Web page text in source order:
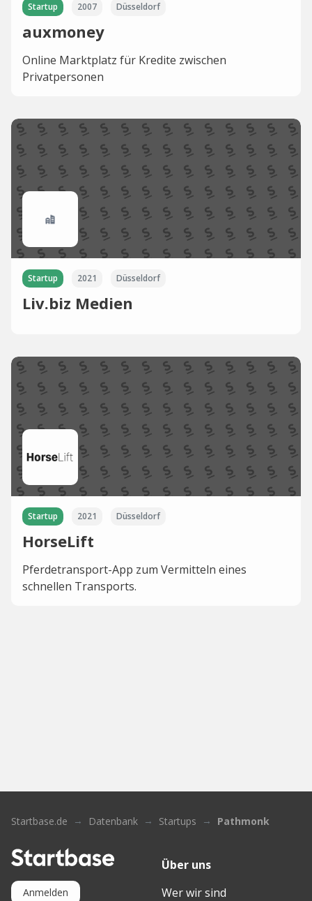
Startup 2007 Düsseldorf
auxmoney
Online Marktplatz für Kredite zwischen
Privatpersonen
Startup 2021 Düsseldorf
Liv.biz Medien
Startup 2021 Düsseldorf
HorseLift
Pferdetransport-App zum Vermitteln eines
schnellen Transports.
Startbase.de Datenbank Startups Pathmonk
Anmelden
Über uns
Wer wir sind